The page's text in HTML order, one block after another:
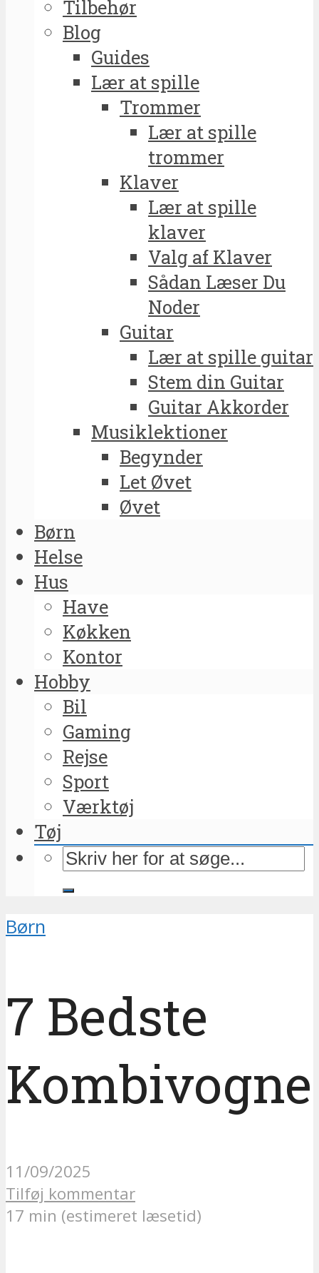
Tilbehør
Blog
Guides
Lær at spille
Trommer
Lær at spille
trommer
Klaver
Lær at spille
klaver
Valg af Klaver
Sådan Læser Du
Noder
Guitar
Lær at spille guitar
Stem din Guitar
Guitar Akkorder
Musiklektioner
Begynder
Let Øvet
Øvet
Børn
Helse
Hus
Have
Køkken
Kontor
Hobby
Bil
Gaming
Rejse
Sport
Værktøj
Tøj
Børn
7 Bedste
Kombivogne
11/09/2025
Tilføj kommentar
17 min (estimeret læsetid)